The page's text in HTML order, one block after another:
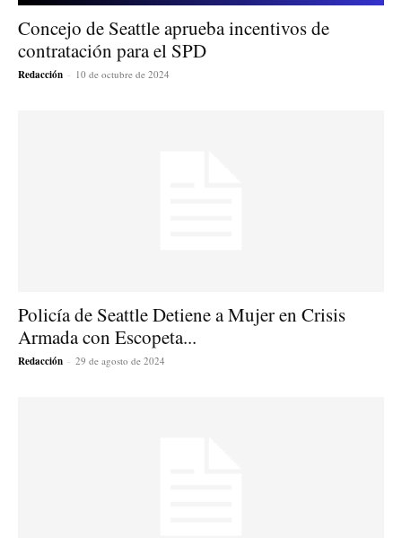
Concejo de Seattle aprueba incentivos de
contratación para el SPD
Redacción - 10 de octubre de 2024
Policía de Seattle Detiene a Mujer en Crisis
Armada con Escopeta...
Redacción - 29 de agosto de 2024